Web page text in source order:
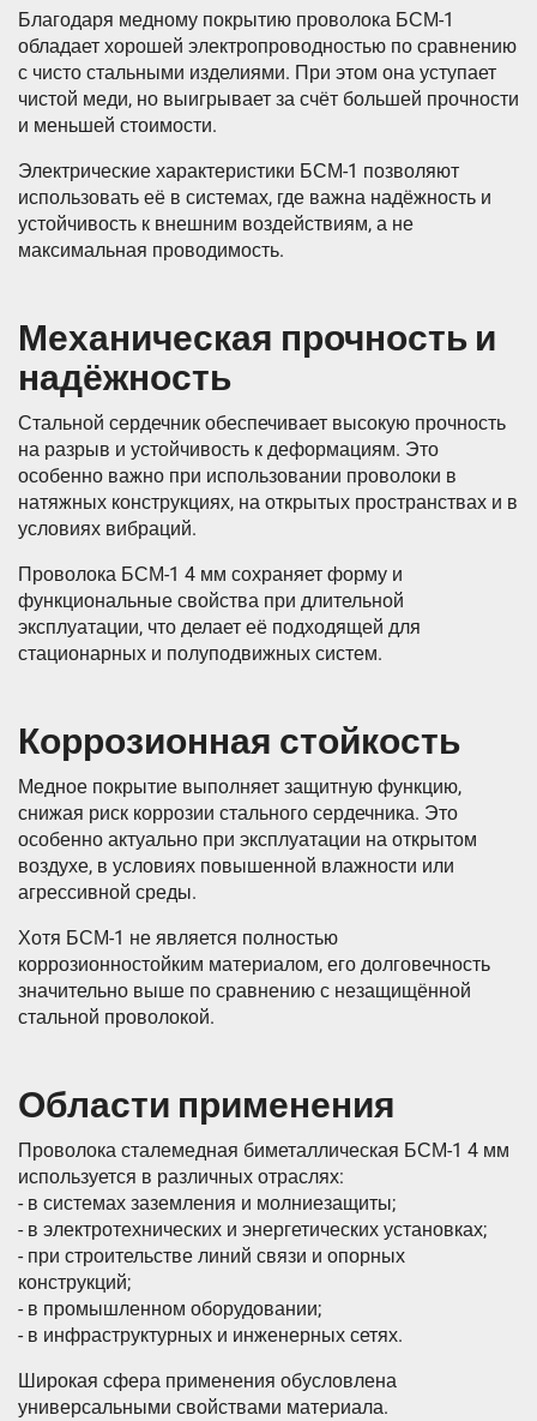
Благодаря медному покрытию проволока БСМ-1
обладает хорошей электропроводностью по сравнению
с чисто стальными изделиями. При этом она уступает
чистой меди, но выигрывает за счёт большей прочности
и меньшей стоимости.
Электрические характеристики БСМ-1 позволяют
использовать её в системах, где важна надёжность и
устойчивость к внешним воздействиям, а не
максимальная проводимость.
Механическая прочность и
надёжность
Стальной сердечник обеспечивает высокую прочность
на разрыв и устойчивость к деформациям. Это
особенно важно при использовании проволоки в
натяжных конструкциях, на открытых пространствах и в
условиях вибраций.
Проволока БСМ-1 4 мм сохраняет форму и
функциональные свойства при длительной
эксплуатации, что делает её подходящей для
стационарных и полуподвижных систем.
Коррозионная стойкость
Медное покрытие выполняет защитную функцию,
снижая риск коррозии стального сердечника. Это
особенно актуально при эксплуатации на открытом
воздухе, в условиях повышенной влажности или
агрессивной среды.
Хотя БСМ-1 не является полностью
коррозионностойким материалом, его долговечность
значительно выше по сравнению с незащищённой
стальной проволокой.
Области применения
Проволока сталемедная биметаллическая БСМ-1 4 мм
используется в различных отраслях:
- в системах заземления и молниезащиты;
- в электротехнических и энергетических установках;
- при строительстве линий связи и опорных
конструкций;
- в промышленном оборудовании;
- в инфраструктурных и инженерных сетях.
Широкая сфера применения обусловлена
универсальными свойствами материала.